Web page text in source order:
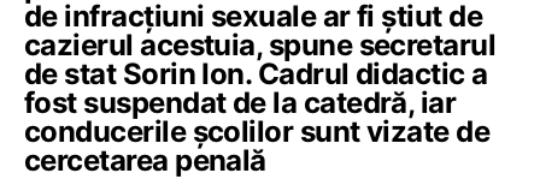
de infracțiuni sexuale ar fi știut de
cazierul acestuia, spune secretarul
de stat Sorin Ion. Cadrul didactic a
fost suspendat de la catedră, iar
conducerile școlilor sunt vizate de
cercetarea penală